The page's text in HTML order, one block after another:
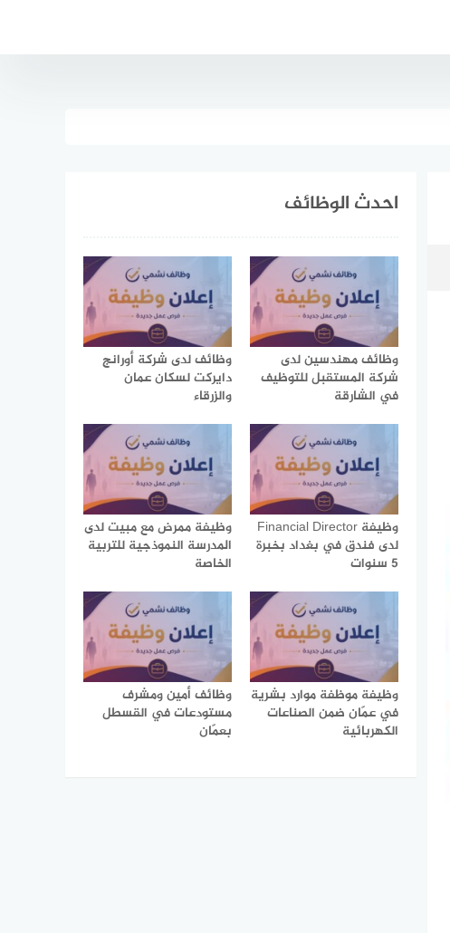
احدث الوظائف
وظائف مهندسين لدى
شركة المستقبل للتوظيف
في الشارقة
وظائف لدى شركة أورانج
دايركت لسكان عمان
والزرقاء
وظيفة Financial Director
لدى فندق في بغداد بخبرة
5 سنوات
وظيفة ممرض مع مبيت لدى
المدرسة النموذجية للتربية
الخاصة
وظيفة موظفة موارد بشرية
في عمّان ضمن الصناعات
الكهربائية
وظائف أمين ومشرف
مستودعات في القسطل
بعمّان